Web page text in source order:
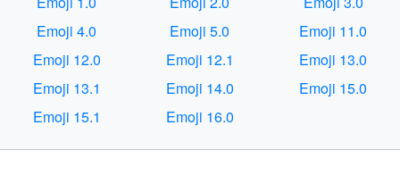
Emoji 4.0
Emoji 5.0
Emoji 11.0
Emoji 12.0
Emoji 12.1
Emoji 13.0
Emoji 13.1
Emoji 14.0
Emoji 15.0
Emoji 15.1
Emoji 16.0